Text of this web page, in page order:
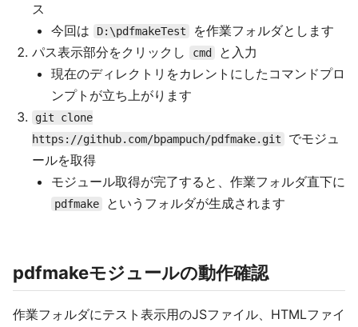
ス
今回は
D:\pdfmakeTest
を作業フォルダとします
パス表示部分をクリックし
cmd
と入力
現在のディレクトリをカレントにしたコマンドプロ
ンプトが立ち上がります
git clone
https://github.com/bpampuch/pdfmake.git
でモジュ
ールを取得
モジュール取得が完了すると、作業フォルダ直下に
pdfmake というフォルダが生成されます
pdfmakeモジュールの動作確認
作業フォルダにテスト表示用のJSファイル、HTMLファイ